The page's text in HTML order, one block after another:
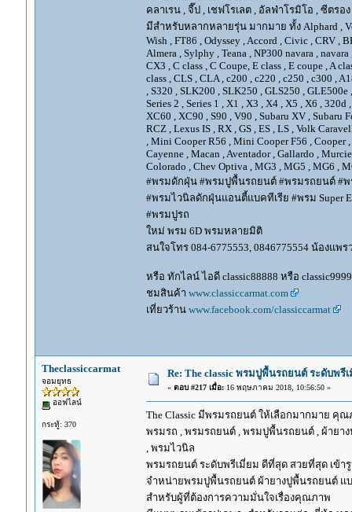
คลาเรน , จี๊ป , เชฟโรเลต , อัลฟ่าโรมิโอ , ซีตร
มีสำหรับหลากหลายรุ่น มากมาย ทั้ง Alphard ,
Wish , FT86 , Odyssey , Accord , Civic , CRV ,
Almera , Sylphy , Teana , NP300 navara ,
CX3 , C class , C Coupe, E class , E coupe , A
class , CLS , CLA , c200 , c220 , c250 , c300 ,
, S320 , SLK200 , SLK250 , GLS250 , GLE500e
Series 2 , Series 1 , X1 , X3 , X4 , X5 , X6 ,
XC60 , XC90 , S90 , V90 , Subaru XV , Subaru
RCZ , Lexus IS , RX , GS , ES , LS , Volk
, Mini Cooper R56 , Mini Cooper F56 , Cooper
Cayenne , Macan , Aventador , Gallardo ,
Colorado , Chev Optiva , MG3 , MG5 , MG6 ,
#พรมดักฝุ่น #พรมปูพื้นรถยนต์ #พรมรถยนต์ #พ
#พรมไวนิลดักฝุ่นแอนตี้แบคทีเรีย #พรม Super
#พรมปูรถ
ใหม่ พรม 6D พรมหลายมิติ
สนใจโทร 084-6775553, 0846775554 น้องแพ
หรือ ทักไลน์ ไอดี classic88888 หรือ
ชมสินค้า www.classiccarmat.com
เที่ยวร้าน www.facebook.com/classiccarmat
Theclassiccarmat
จอมยุทธ
ออฟไลน์
กระทู้: 370
Re: The classic พรมปูพื้นรถยนต์ ระดับพรี
« ตอบ #217 เมื่อ:16 พฤษภาคม 2018, 10:56:50 »
The Classic มีพรมรถยนต์ ให้เลือกมากมาย คุ
พรมรถ , พรมรถยนต์ , พรมปูพื้นรถยนต์ , ผ้ายา
, พรมไวนิล
พรมรถยนต์ ระดับพรีเมี่ยม ดีที่สุด สวยที่สุด เข้ารู
จำหน่ายพรมปูพื้นรถยนต์ ผ้ายางปูพื้นรถยนต์ แบบ
สำหรับผู้ที่ต้องการความมั่นใจเรื่องคุณภาพ